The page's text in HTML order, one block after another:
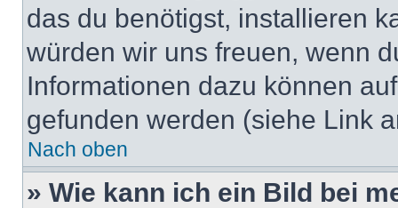
das du benötigst, installieren
würden wir uns freuen, wenn
Informationen dazu können
gefunden werden (siehe Link
Nach oben
» Wie kann ich ein Bild bei